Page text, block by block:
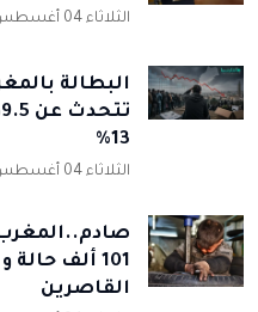
الثلاثاء 04 أغسطس 2026
البطالة
13%
الثلاثاء 04 أغسطس 2026
101 ألف
القاصرين